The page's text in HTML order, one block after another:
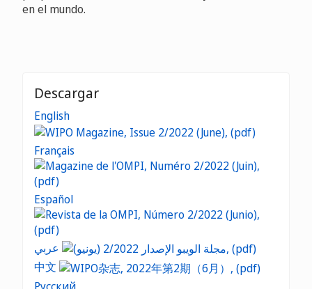
en el mundo.
Descargar
English
Français
Español
中文